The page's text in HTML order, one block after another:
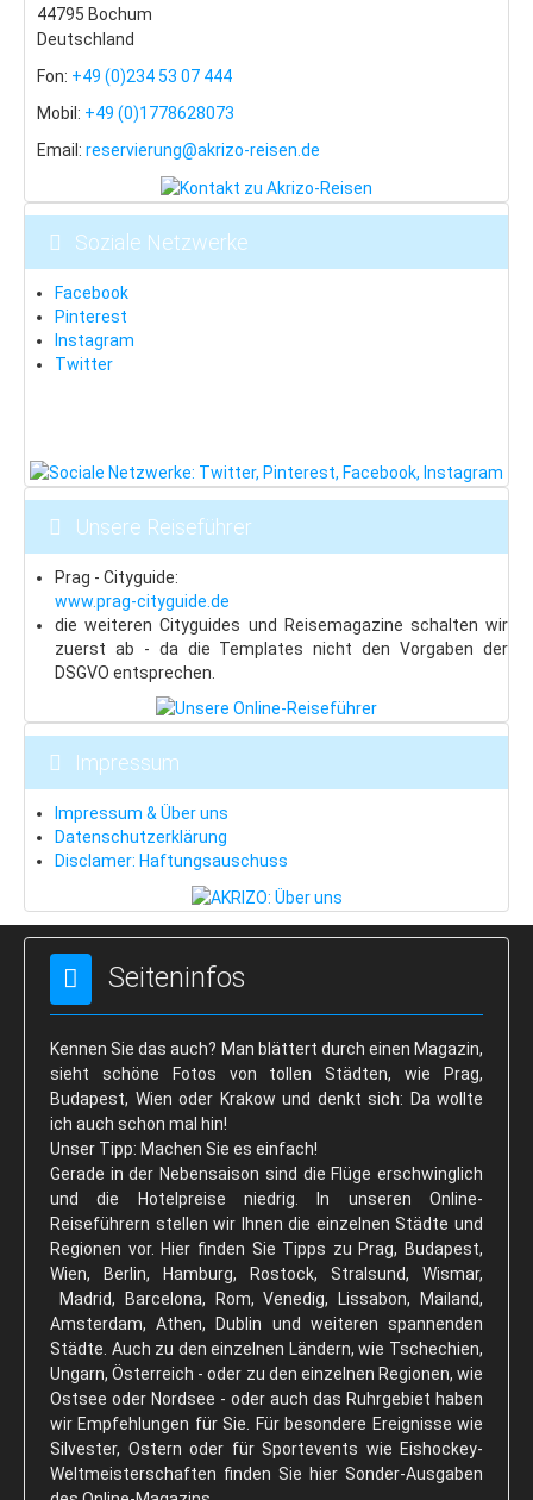
Last Minute
Zelezna Ruda
Isergebirge
Last Minute
Bedrichov
Janov
Adlergebirge
Last Minute
Last Minute
Schneeinfo
Silvester
Silvester in London
Silvester in Prag
Hotels & Pensionen
Prag: Hotels & Pensionen
Vintage-Hotels
Wir für Sie
AKRIZO-Reisen: Über uns
Unser Shop
Reiseführer
Kontakt: Ihre Hotel-Anfrage
Reservierung
44795 Bochum
Deutschland
Fon: +49 (0)234 53 07 444
Mobil: +49 (0)1778628073
Email: reservierung@akrizo-reisen.de
Soziale Netzwerke
Facebook
Pinterest
Instagram
Twitter
Unsere Reiseführer
Prag - Cityguide:
www.prag-cityguide.de
die weiteren Cityguides und Reisemagazine schalten wir
zuerst ab - da die Templates nicht den Vorgaben der
DSGVO entsprechen.
Impressum
Impressum & Über uns
Datenschutzerklärung
Disclamer: Haftungsauschuss
Seiteninfos
Kennen Sie das auch? Man blättert durch einen Magazin,
sieht schöne Fotos von tollen Städten, wie Prag,
Budapest, Wien oder Krakow und denkt sich: Da wollte
ich auch schon mal hin!
Unser Tipp: Machen Sie es einfach!
Gerade in der Nebensaison sind die Flüge erschwinglich
und die Hotelpreise niedrig. In unseren Online-
Reiseführern stellen wir Ihnen die einzelnen Städte und
Regionen vor. Hier finden Sie Tipps zu Prag, Budapest,
Wien, Berlin, Hamburg, Rostock, Stralsund, Wismar,
Madrid, Barcelona, Rom, Venedig, Lissabon, Mailand,
Amsterdam, Athen, Dublin und weiteren spannenden
Städte. Auch zu den einzelnen Ländern, wie Tschechien,
Ungarn, Österreich - oder zu den einzelnen Regionen, wie
Ostsee oder Nordsee - oder auch das Ruhrgebiet haben
wir Empfehlungen für Sie. Für besondere Ereignisse wie
Silvester, Ostern oder für Sportevents wie Eishockey-
Weltmeisterschaften finden Sie hier Sonder-Ausgaben